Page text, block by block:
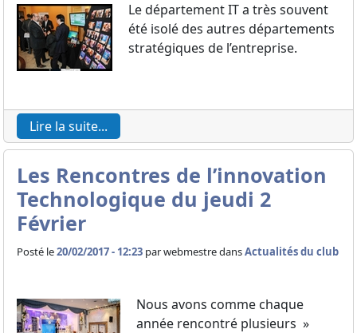
Le département IT a très souvent
été isolé des autres départements
stratégiques de l’entreprise.
Lire la suite...
Les Rencontres de l’innovation
Technologique du jeudi 2
Février
Posté le20/02/2017 - 12:23 parwebmestre dansActualités du club
Nous avons comme chaque
année rencontré plusieurs »